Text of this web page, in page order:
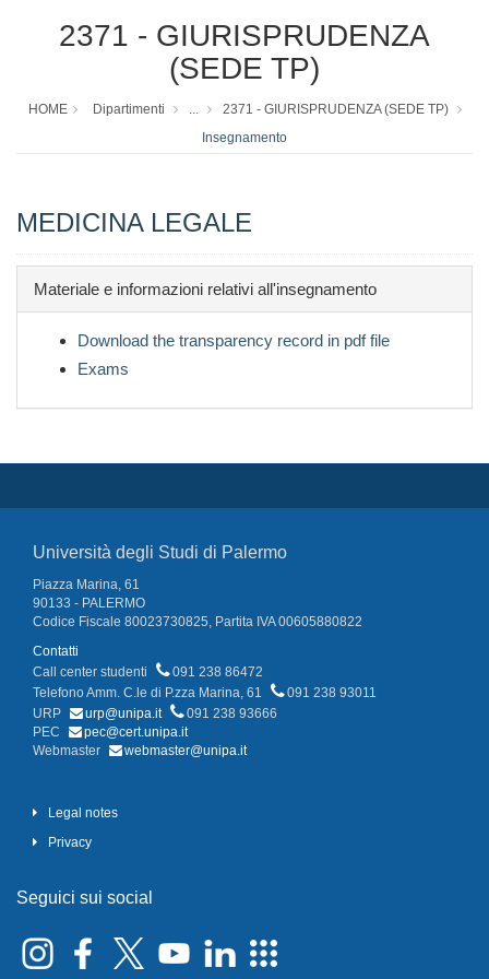
2371 - GIURISPRUDENZA
(SEDE TP)
HOME Dipartimenti ...
2371 - GIURISPRUDENZA (SEDE TP)
Insegnamento
MEDICINA LEGALE
Materiale e informazioni relativi all'insegnamento
Download the transparency record in pdf file
Exams
Università degli Studi di Palermo
Piazza Marina, 61
90133 - PALERMO
Codice Fiscale 80023730825, Partita IVA 00605880822
Contatti
Call center studenti
091 238 86472
Telefono Amm. C.le di P.zza Marina, 61
091 238 93011
URP
urp@unipa.it
091 238 93666
PEC
pec@cert.unipa.it
Webmaster
webmaster@unipa.it
Legal notes
Privacy
Seguici sui social